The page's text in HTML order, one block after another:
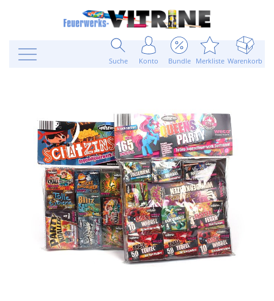
Suche Konto Bundle Merkliste Warenkorb